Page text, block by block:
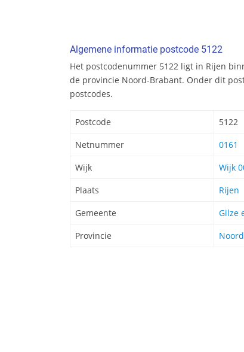
Algemene informatie postcode 5122
Het postcodenummer 5122 ligt in Rijen
de provincie Noord-Brabant. Onder dit
postcodes.
Postcode
5122
Netnummer
0161
Wijk
Wijk
Plaats
Rijen
Gemeente
Gilze
Provincie